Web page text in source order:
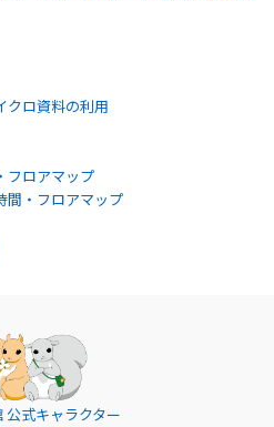
クロ資料の利用
フロアマップ
間・フロアマップ
公式キャラクター